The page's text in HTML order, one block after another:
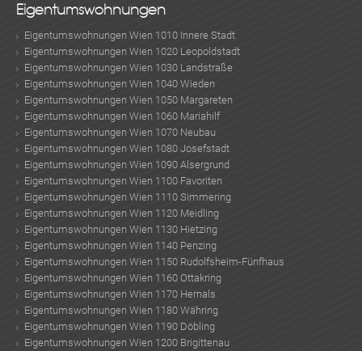
Eigentumswohnungen
Eigentumswohnungen Wien 1010 Innere Stadt
Eigentumswohnungen Wien 1020 Leopoldstadt
Eigentumswohnungen Wien 1030 Landstraße
Eigentumswohnungen Wien 1040 Wieden
Eigentumswohnungen Wien 1050 Margareten
Eigentumswohnungen Wien 1060 Mariahilf
Eigentumswohnungen Wien 1070 Neubau
Eigentumswohnungen Wien 1080 Josefstadt
Eigentumswohnungen Wien 1090 Alsergrund
Eigentumswohnungen Wien 1100 Favoriten
Eigentumswohnungen Wien 1110 Simmering
Eigentumswohnungen Wien 1120 Meidling
Eigentumswohnungen Wien 1130 Hietzing
Eigentumswohnungen Wien 1140 Penzing
Eigentumswohnungen Wien 1150 Rudolfsheim-Fünfhaus
Eigentumswohnungen Wien 1160 Ottakring
Eigentumswohnungen Wien 1170 Hernals
Eigentumswohnungen Wien 1180 Währing
Eigentumswohnungen Wien 1190 Döbling
Eigentumswohnungen Wien 1200 Brigittenau